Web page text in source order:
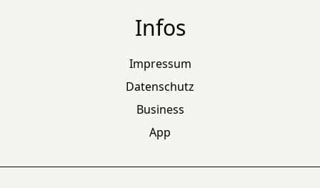
Infos
Impressum
Datenschutz
Business
App